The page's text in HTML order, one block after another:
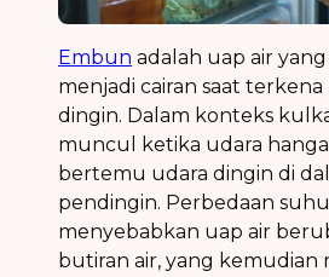
Embun adalah uap air
menjadi cairan saat
dingin. Dalam konteks
muncul ketika udara
bertemu udara dingin di
pendingin. Perbedaan
menyebabkan uap air
butiran air, yang kemudian